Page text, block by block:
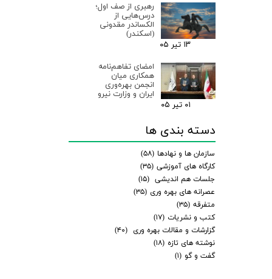
رهبری از صف اول؛
درس‌هایی از
الکساندر مقدونی
(اسکندر)
۱۳ تیر ۰۵
امضای تفاهم‌نامه
همکاری میان
انجمن بهره‌وری
ایران و وزارت نیرو
۰۱ تیر ۰۵
دسته بندی ها
سازمان ها و نهادها (۵۸)
کارگاه های آموزشی (۳۵)
جلسات هم اندیشی (۱۵)
عصرانه های بهره وری (۳۵)
متفرقه (۳۵)
کتب و نشریات (۱۷)
گزارشات و مقالات بهره وری
(۴۰)
نوشته های تازه (۱۸)
گفت و گو (۱)